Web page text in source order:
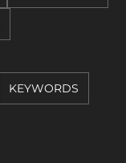
KEYWORDS